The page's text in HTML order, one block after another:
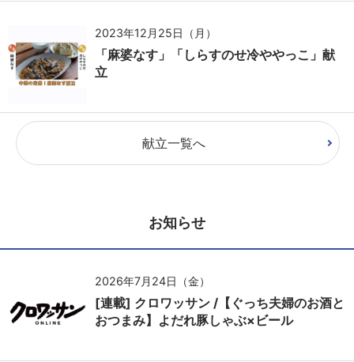
2023年12月25日（月）
「麻婆なす」「しらすのせ冷ややっこ」献
立
献立一覧へ
お知らせ
2026年7月24日（金）
[連載] クロワッサン /【ぐっち夫婦のお酒と
おつまみ】よだれ豚しゃぶ×ビール